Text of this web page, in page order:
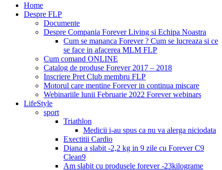
Home
Despre FLP
Documente
Despre Compania Forever Living si Echipa Noastra
Cum se mananca Forever ? Cum se lucreaza si ce
se face in afacerea MLM FLP
Cum comand ONLINE
Catalog de produse Forever 2017 – 2018
Inscriere Pret Club membru FLP
Motorul care mentine Forever in continua miscare
Webinariile lunii Februarie 2022 Forever webinars
LifeStyle
sport
Triathlon
Medicii i-au spus ca nu va alerga niciodata
Exectitii Cardio
Diana a slabit -2,2 kg in 9 zile cu Forever C9
Clean9
Am slabit cu produsele forever -23kilograme